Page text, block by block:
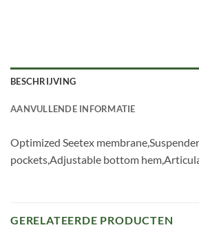
BESCHRIJVING
AANVULLENDE INFORMATIE
Optimized Seetex
pockets,Adjustable bottom
GERELATEERDE PRODUCTEN